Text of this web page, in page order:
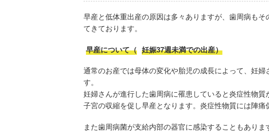
早産と低体重出産の原因は多々ありますが、歯周病も
てきております。
早産について（ 妊娠37週未満での出産）
通常のお産では母体の変化や胎児の成長によって、妊
す。
妊婦さんが進行した歯周病に罹患していると炎症性物質
子宮の収縮を促し早産となります。炎症性物質には陣痛
また歯周病菌が支給内部の器官に感染することもありま